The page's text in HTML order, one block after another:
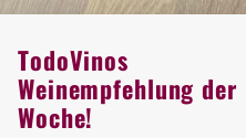
TodoVinos
Weinempfehlung der
Woche!